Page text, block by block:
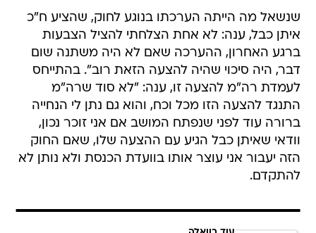
שנשאל מה הייתה הערכתו בנוגע לחוק, שהציע ח"כ
איתן כבל, ענה: לא אחת הצלחתי להציל הצבעות
ברגע האחרון, ההערכה שאם לא היה משתנה שום
דבר, היה סיכוי שהיה להצעה הזאת רוב". בהתייחס
לעמדת רה"מ להצעה זו, ענה: "לא סוד שרה"מ
התנגד להצעה הזו מכל וכח, והוא גם נתן לי הנחייה
ברורה עוד לפני שנפתח המושב אם אני זוכר נכון,
וודאי שאיתן כבל הגיע עם ההצעה שלו, שאם החוק
הזה יעבור אני עוצר אותו בוועדת הכנסת ולא נותן לא
להתקדם.